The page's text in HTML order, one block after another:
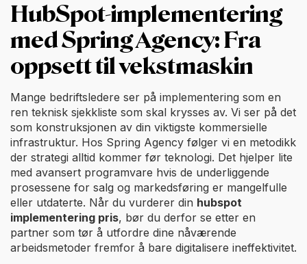
HubSpot-implementering
med Spring Agency: Fra
oppsett til vekstmaskin
Mange bedriftsledere ser på implementering som en
ren teknisk sjekkliste som skal krysses av. Vi ser på det
som konstruksjonen av din viktigste kommersielle
infrastruktur. Hos Spring Agency følger vi en metodikk
der strategi alltid kommer før teknologi. Det hjelper lite
med avansert programvare hvis de underliggende
prosessene for salg og markedsføring er mangelfulle
eller utdaterte. Når du vurderer din hubspot
implementering pris, bør du derfor se etter en
partner som tør å utfordre dine nåværende
arbeidsmetoder fremfor å bare digitalisere ineffektivitet.